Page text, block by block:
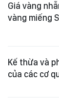
Giá vàng
vàng miếng
Kế thừa và
của các cơ